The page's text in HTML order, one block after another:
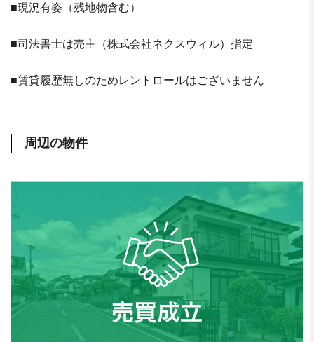
■現況有姿（残地物含む）
■司法書士は売主（株式会社ネクスウィル）指定
■賃貸履歴無しのためレントロールはございません
周辺の物件